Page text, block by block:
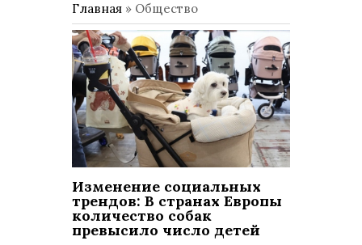
Главная » Общество
Изменение социальных
трендов: В странах Европы
количество собак
превысило число детей